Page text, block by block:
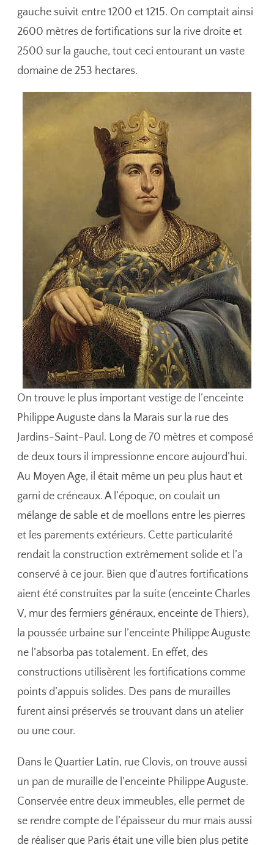
gauche suivit entre 1200 et 1215. On comptait ainsi
2600 mètres de fortifications sur la rive droite et
2500 sur la gauche, tout ceci entourant un vaste
domaine de 253 hectares.
On trouve le plus important vestige de l’enceinte
Philippe Auguste dans la Marais sur la rue des
Jardins-Saint-Paul. Long de 70 mètres et composé
de deux tours il impressionne encore aujourd’hui.
Au Moyen Age, il était même un peu plus haut et
garni de créneaux. A l’époque, on coulait un
mélange de sable et de moellons entre les pierres
et les parements extérieurs. Cette particularité
rendait la construction extrêmement solide et l’a
conservé à ce jour. Bien que d’autres fortifications
aient été construites par la suite (enceinte Charles
V, mur des fermiers généraux, enceinte de Thiers),
la poussée urbaine sur l’enceinte Philippe Auguste
ne l’absorba pas totalement. En effet, des
constructions utilisèrent les fortifications comme
points d’appuis solides. Des pans de murailles
furent ainsi préservés se trouvant dans un atelier
ou une cour.
Dans le Quartier Latin, rue Clovis, on trouve aussi
un pan de muraille de l’enceinte Philippe Auguste.
Conservée entre deux immeubles, elle permet de
se rendre compte de l’épaisseur du mur mais aussi
de réaliser que Paris était une ville bien plus petite